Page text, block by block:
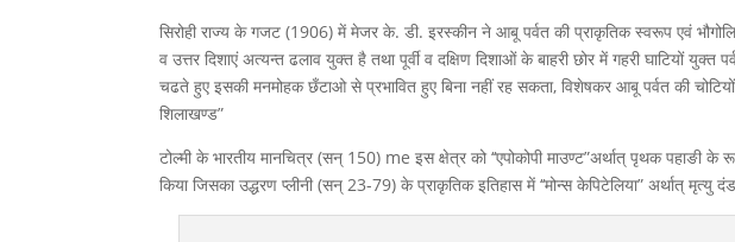
सिरोही राज्य के गजट (1906) में मेजर के. डी. इरस्कीन ने आबू पर्वत की प्राकृतिक स्वरूप एवं
व उत्तर दिशाएं अत्यन्त ढलाव युक्त है तथा पूर्वी व दक्षिण दिशाओं के बाहरी छोर में गहरी घाटियों
चढते हुए इसकी मनमोहक छँटाओ से प्रभावित हुए बिना नहीं रह सकता, विशेषकर आबू पर्वत की
शिलाखण्ड”
टोल्मी के भारतीय मानचित्र (सन् 150) me इस क्षेत्र को ‘‘एपोकोपी माउण्ट”अर्थात् पृथक
किया जिसका उद्धरण प्लीनी (सन् 23-79) के प्राकृतिक इतिहास में ‘‘मोन्स केपिटेलिया” अर्थात् मृत्यु